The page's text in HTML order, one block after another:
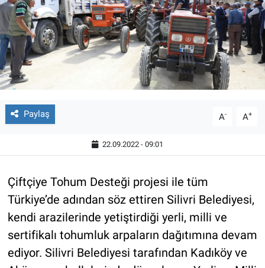
Paylaş A- A+
22.09.2022 - 09:01
Çiftçiye Tohum Desteği projesi ile tüm
Türkiye’de adından söz ettiren Silivri Belediyesi,
kendi arazilerinde yetiştirdiği yerli, milli ve
sertifikalı tohumluk arpaların dağıtımına devam
ediyor. Silivri Belediyesi tarafından Kadıköy ve